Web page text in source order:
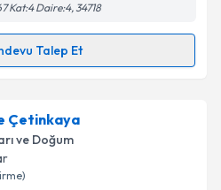
Kat:4 Daire:4, 34718
Talep Et
Talebi
için randevu takvimi talebi
randevu almanız için bir
e-posta ile bilgilendireceğiz.
Çetinkaya
ve Doğum